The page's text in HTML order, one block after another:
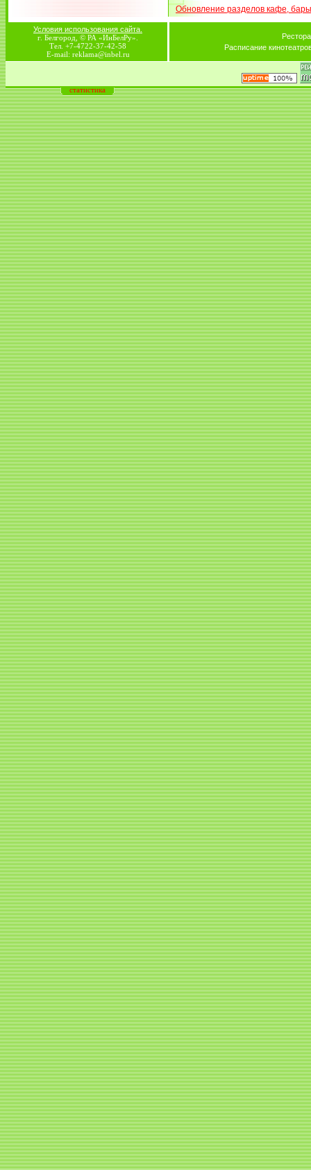
Обновление разделов кафе,
Условия использования сайта.
г. Белгород, © РА «ИнБелРу».
Тел. +7-4722-37-42-58
E-mail: reklama@inbel.ru
Расписание
статистика